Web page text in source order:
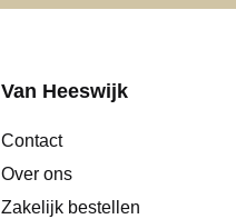
Van Heeswijk
Contact
Over ons
Zakelijk bestellen